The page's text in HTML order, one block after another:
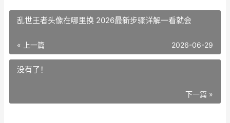
乱世王者头像在哪里换 2026最新步骤详解一看就会
« 上一篇 2026-06-29
没有了！
下一篇 »